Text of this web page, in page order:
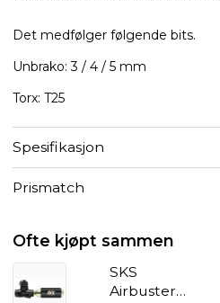
Det medfølger følgende bits.
Unbrako: 3 / 4 / 5 mm
Torx: T25
Spesifikasjon
Prismatch
Ofte kjøpt sammen
SKS
Airbuster